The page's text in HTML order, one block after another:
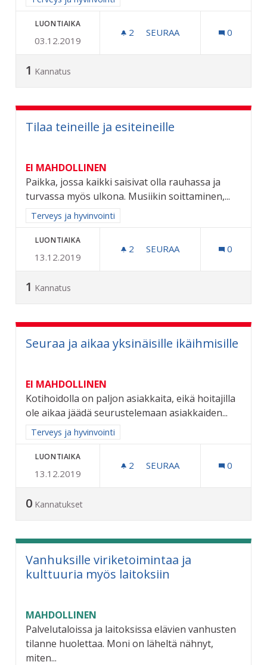
LUONTIAIKA
03.12.2019
2 2 SEURAAJAA
SEURAA 0
1 Kannatus
Tilaa teineille ja esiteineille
EI MAHDOLLINEN
Paikka, jossa kaikki saisivat olla rauhassa ja
turvassa myös ulkona. Musiikin soittaminen,...
Rajaa tulokset aihepiirin mukaan: Terveys ja hyvinvointi
Terveys ja hyvinvointi
LUONTIAIKA
13.12.2019
2 2 SEURAAJAA
SEURAA 0
1 Kannatus
Seuraa ja aikaa yksinäisille ikäihmisille
EI MAHDOLLINEN
Kotihoidolla on paljon asiakkaita, eikä hoitajilla
ole aikaa jäädä seurustelemaan asiakkaiden...
Rajaa tulokset aihepiirin mukaan: Terveys ja hyvinvointi
Terveys ja hyvinvointi
LUONTIAIKA
13.12.2019
2 2 SEURAAJAA
SEURAA 0
0 Kannatukset
Vanhuksille viriketoimintaa ja
kulttuuria myös laitoksiin
MAHDOLLINEN
Palvelutaloissa ja laitoksissa elävien vanhusten
tilanne huolettaa. Moni on läheltä nähnyt,
miten...